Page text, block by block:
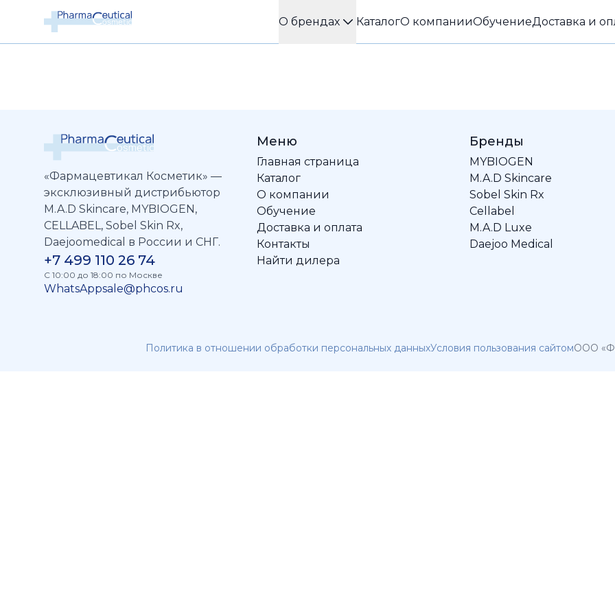
О брендах КаталогО компанииОбучениеДоставка и
«Фармацевтикал Косметик» —
эксклюзивный дистрибьютор
M.A.D Skincare, MYBIOGEN,
CELLABEL, Sobel Skin Rx,
Daejoomedical в России и СНГ.
+7 499 110 26 74
C 10:00 до 18:00 по Москве
WhatsAppsale@phcos.ru
Меню
Главная страница
Каталог
О компании
Обучение
Доставка и оплата
Контакты
Найти дилера
Бренды
MYBIOGEN
M.A.D Skincare
Sobel Skin Rx
Cellabel
M.A.D Luxe
Daejoo Medical
Политика в отношении обработки персональных данныхУсловия пользования сайтомООО